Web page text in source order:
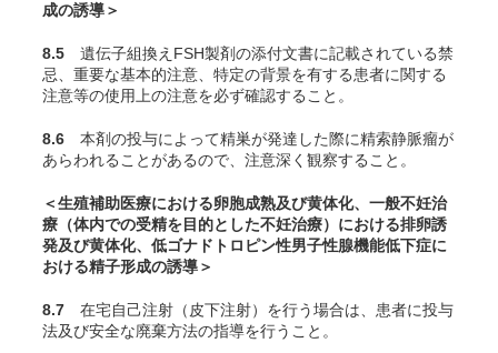
成の誘導＞
8.5 遺伝子組換えFSH製剤の添付文書に記載されている禁
忌、重要な基本的注意、特定の背景を有する患者に関する
注意等の使用上の注意を必ず確認すること。
8.6 本剤の投与によって精巣が発達した際に精索静脈瘤が
あらわれることがあるので、注意深く観察すること。
＜生殖補助医療における卵胞成熟及び黄体化、一般不妊治
療（体内での受精を目的とした不妊治療）における排卵誘
発及び黄体化、低ゴナドトロピン性男子性腺機能低下症に
おける精子形成の誘導＞
8.7 在宅自己注射（皮下注射）を行う場合は、患者に投与
法及び安全な廃棄方法の指導を行うこと。